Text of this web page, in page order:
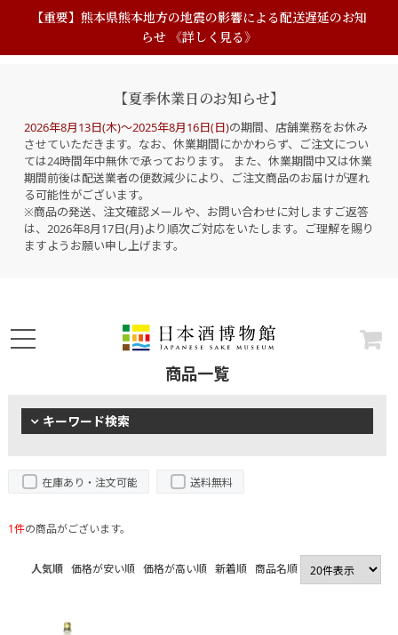
【重要】熊本県熊本地方の地震の影響による配送遅延のお知
らせ 《詳しく見る》
【夏季休業日のお知らせ】
2026年8月13日(木)～2025年8月16日(日)の期間、店舗業務をお休み
させていただきます。なお、休業期間にかかわらず、ご注文につい
ては24時間年中無休で承っております。 また、休業期間中又は休業
期間前後は配送業者の便数減少により、ご注文商品のお届けが遅れ
る可能性がございます。
※商品の発送、注文確認メールや、お問い合わせに対しますご返答
は、2026年8月17日(月)より順次ご対応をいたします。ご理解を賜り
ますようお願い申し上げます。
商品一覧
キーワード検索
在庫あり・注文可能 送料無料
1件の商品がございます。
人気順 価格が安い順 価格が高い順 新着順 商品名順